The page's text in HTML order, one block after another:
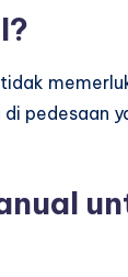
pedesaan